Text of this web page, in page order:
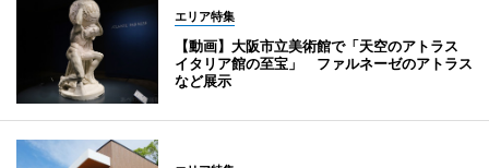
エリア特集
【動画】大阪市立美術館で「天空のアトラス
イタリア館の至宝」 ファルネーゼのアトラス
など展示